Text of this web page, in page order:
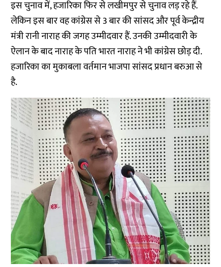
इस चुनाव में, हजारिका फिर से लखीमपुर से चुनाव लड़ रहे हैं.
लेकिन इस बार वह कांग्रेस से 3 बार की सांसद और पूर्व केन्द्रीय
मंत्री रानी नाराह की जगह उम्मीदवार हैं. उनकी उम्मीदवारी के
ऐलान के बाद नाराह के पति भारत नाराह ने भी कांग्रेस छोड़ दी.
हजारिका का मुकाबला वर्तमान भाजपा सांसद प्रधान बरुआ से
है.